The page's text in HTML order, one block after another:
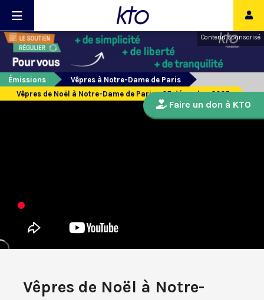
Contenu sponsorisé
Émissions
Vêpres à Notre-Dame de Paris
Vêpres de Noël à Notre-Dame de Paris - 25 décembre 2025
Vêpres de Noël à Notre-
Faire un don à KTO